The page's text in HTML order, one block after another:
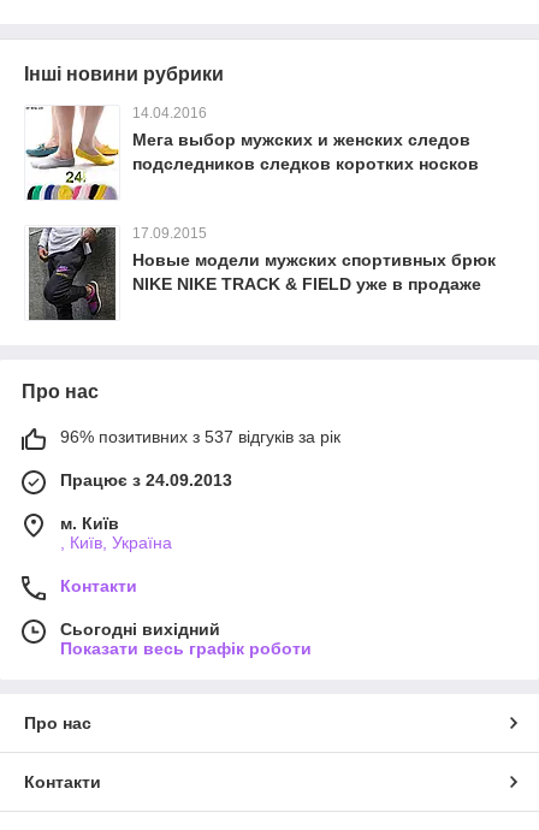
Інші новини рубрики
14.04.2016
Мега выбор мужских и женских следов
подследников следков коротких носков
17.09.2015
Новые модели мужских спортивных брюк
NIKE NIKE TRACK & FIELD уже в продаже
Про нас
96% позитивних з 537 відгуків за рік
Працює з 24.09.2013
м. Київ
, Київ, Україна
Контакти
Сьогодні вихідний
Показати весь графік роботи
Про нас
Контакти